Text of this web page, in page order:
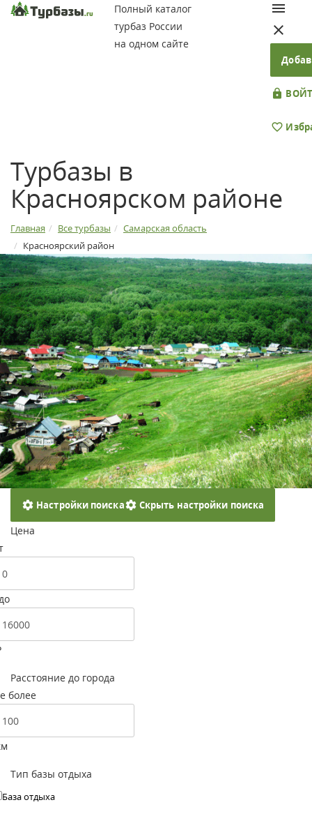
Полный каталог
турбаз России
на одном сайте
Турбазы в
Красноярском районе
Главная Все турбазы
Самарская область
Красноярский район
Настройки поиска Скрыть настройки поиска
Цена
Расстояние до города
более
Тип базы отдыха
База отдыха